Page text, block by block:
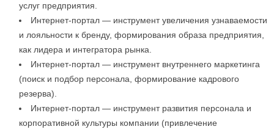
услуг предприятия.
Интернет-портал — инструмент увеличения узнаваемости
и лояльности к бренду, формирования образа предприятия,
как лидера и интегратора рынка.
Интернет-портал — инструмент внутреннего маркетинга
(поиск и подбор персонала, формирование кадрового
резерва).
Интернет-портал — инструмент развития персонала и
корпоративной культуры компании (привлечение